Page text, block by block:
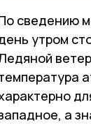
сведению
утром
а